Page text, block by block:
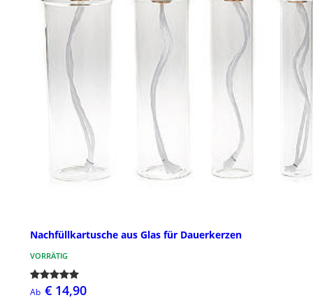
Nachfüllkartusche aus Glas für Dauerkerzen
VORRÄTIG
Ab € 14,90